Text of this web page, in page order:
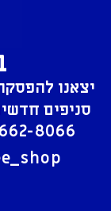
יצאנו
סניפים
8066